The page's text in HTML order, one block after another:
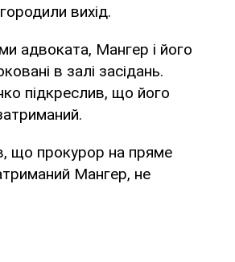
вихід.
адвоката, Мангер і його
в залі засідань.
підкреслив, що його
що прокурор на пряме
Мангер, не